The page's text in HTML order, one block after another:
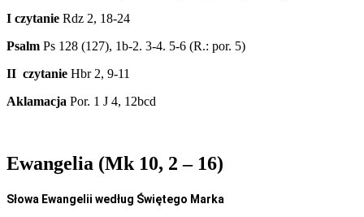
I czytanie Rdz 2, 18-24
Psalm Ps 128 (127), 1b-2. 3-4. 5-6 (R.: por. 5)
II czytanie Hbr 2, 9-11
Aklamacja Por. 1 J 4, 12bcd
Ewangelia (Mk 10, 2 – 16)
Słowa Ewangelii według Świętego Marka